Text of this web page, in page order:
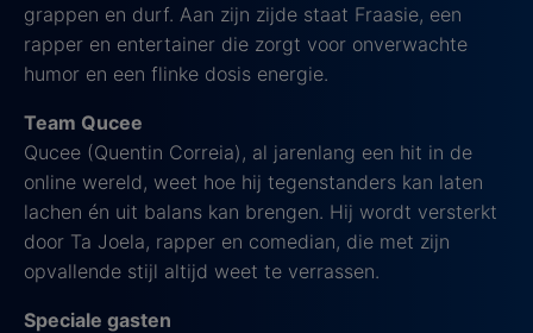
grappen en durf. Aan zijn zijde staat Fraasie, een
rapper en entertainer die zorgt voor onverwachte
humor en een flinke dosis energie.
Team Qucee
Qucee (Quentin Correia), al jarenlang een hit in de
online wereld, weet hoe hij tegenstanders kan laten
lachen én uit balans kan brengen. Hij wordt versterkt
door Ta Joela, rapper en comedian, die met zijn
opvallende stijl altijd weet te verrassen.
Speciale gasten